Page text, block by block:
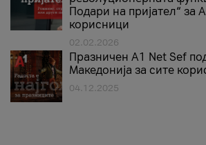
Подари на пријател“ за
корисници
02.02.2026
Празничен A1 Net Sеf
Македонија за сите
04.12.2025